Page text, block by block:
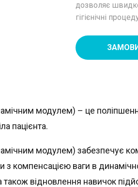
дозволяє
гігієнічні
модулем) – це
пацієнта.
модулем) забезпечує
з компенсацією ваги в
також відновлення навичок